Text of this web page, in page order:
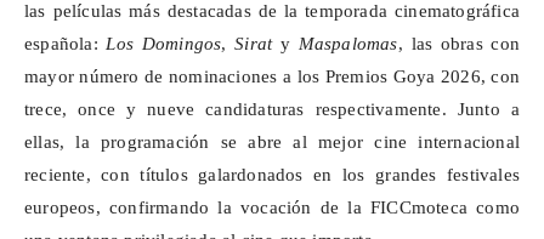
las películas más destacadas de la temporada cinematográfica
española: Los Domingos,Siraty Maspalomas, las obras con
mayor número de nominaciones a los Premios Goya 2026, con
trece, once y nueve candidaturas respectivamente. Junto a
ellas, la programación se abre al mejor cine internacional
reciente, con títulos galardonados en los grandes festivales
europeos, confirmando la vocación de la FICCmoteca como